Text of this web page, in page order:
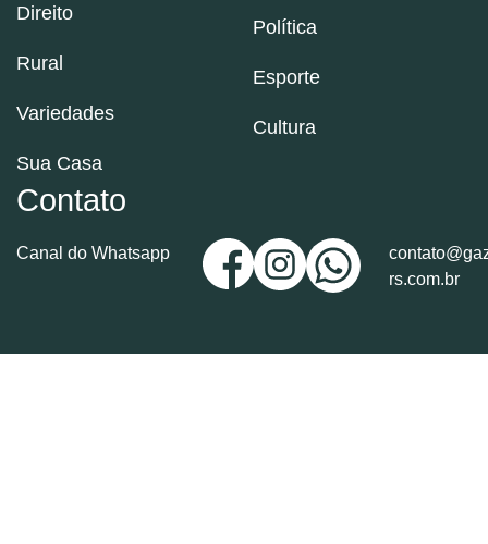
Direito
Rural
Variedades
Sua Casa
Política
Esporte
Cultura
Contato
Canal do Whatsapp
rs.com.br